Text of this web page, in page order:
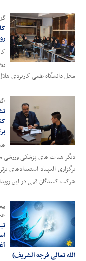
محل دانشگاه علمی کاربردی
/
دیگر هیات های پزشکی ورزشی
برگزاری المپیاد استعدادهای
شرکت کنندگان قمی در این
الله تعالی فرجه الشریف)